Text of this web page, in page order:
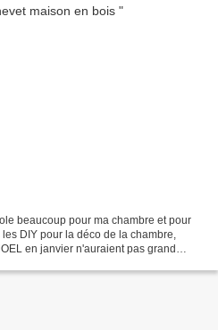
beaucoup pour ma chambre et pour
DIY pour la déco de la chambre,
en janvier n'auraient pas grand